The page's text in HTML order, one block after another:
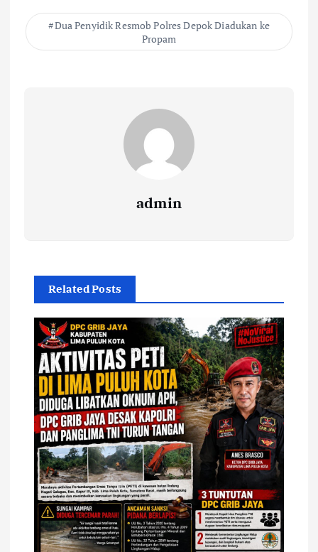
Dua Penyidik Resmob Polres Depok Diadukan ke
Propam
admin
Related Posts